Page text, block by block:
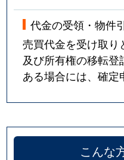
代金の受領・物件
売買代金を受け取り
及び所有権の移転
ある場合には、確定
こんな